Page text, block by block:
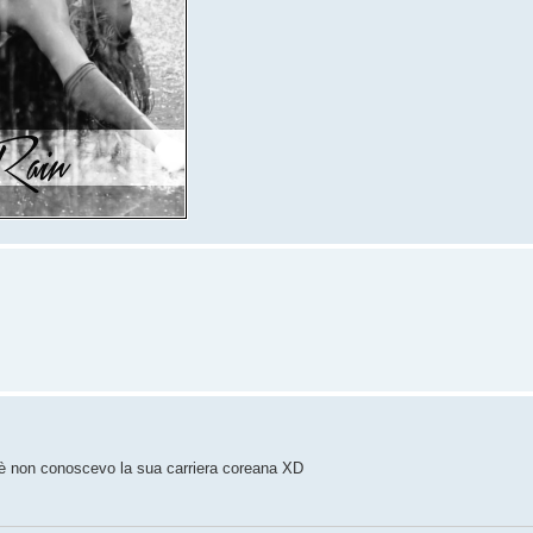
non conoscevo la sua carriera coreana XD